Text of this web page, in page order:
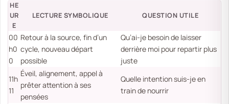
HE
UR
E
LECTURE SYMBOLIQUE QUESTION UTILE
00
h0
0
Retour à la source, fin d’un
cycle, nouveau départ
possible
Qu’ai-je besoin de laisser
derrière moi pour repartir plus
juste
11h
11
Éveil, alignement, appel à
prêter attention à ses
pensées
Quelle intention suis-je en
train de nourrir